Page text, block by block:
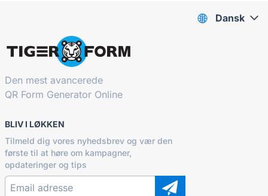
Den mest avancerede
QR Form Generator Online
BLIV I LØKKEN
Tilmeld dig vores nyhedsbrev og vær den
første til at høre om kampagner,
opdateringer og tips
Dansk